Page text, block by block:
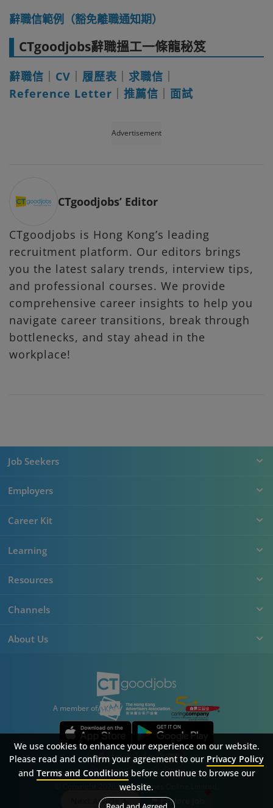
Next Article Explore Job
辭職信範例（豁免離職通知期）
CTgoodjobs辭職搵工一條龍秘笈
辭職信 CV 履歷表 求職信
Reference Letter
推薦信 面試
Advertisement
CTgoodjobs’ Editor
CTgoodjobs is Hong Kong’s leading
recruitment platform. Our editors brings
you the latest salary trends, interview tips,
and professional courses. We provide
comprehensive career insights to help you
navigate career transitions, break through
bottlenecks, and stay ahead in the
workplace!
Job Seekers
Employers
Career Kit
Learning
Resources
Channels
About Us
A member of
© Copyright 2026 Career Times Online Limited.
All rights reserved.
SitemapFAQPrivacy PolicyTerms & Conditions
We use cookies to enhance your experience on our website.
Please read and confirm your agreement to our Privacy Policy
and Terms and Conditionsbefore continue to browse our
website.